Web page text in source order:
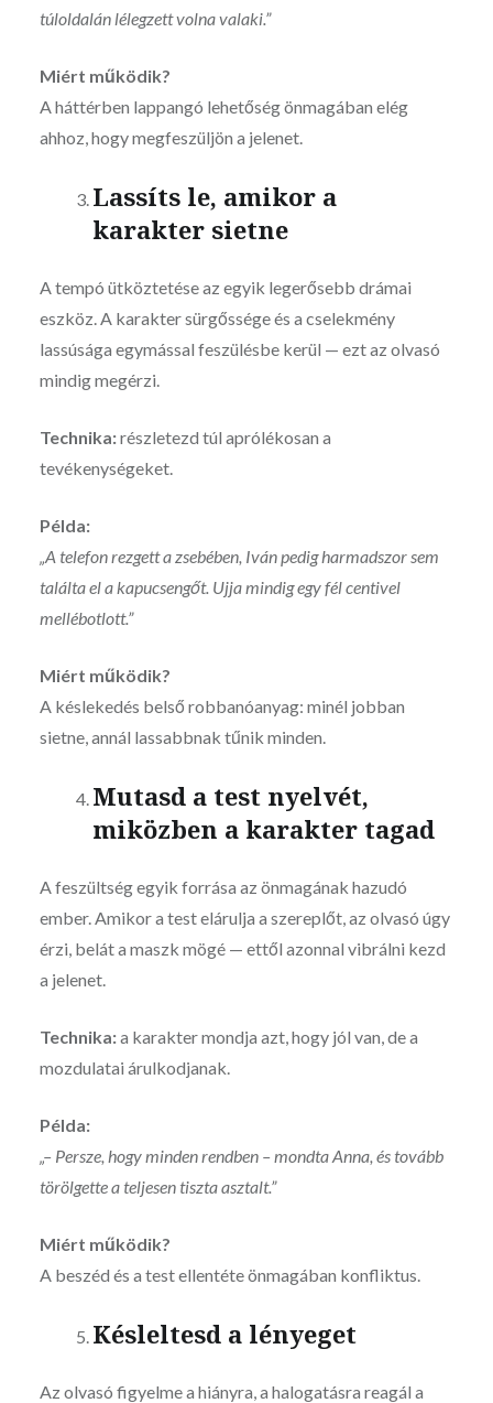
túloldalán lélegzett volna valaki.”
Miért működik?
A háttérben lappangó lehetőség önmagában elég
ahhoz, hogy megfeszüljön a jelenet.
Lassíts le, amikor a
karakter sietne
A tempó ütköztetése az egyik legerősebb drámai
eszköz. A karakter sürgőssége és a cselekmény
lassúsága egymással feszülésbe kerül — ezt az olvasó
mindig megérzi.
Technika:részletezd túl aprólékosan a
tevékenységeket.
Példa:
„A telefon rezgett a zsebében, Iván pedig harmadszor sem
találta el a kapucsengőt. Ujja mindig egy fél centivel
mellébotlott.”
Miért működik?
A késlekedés belső robbanóanyag: minél jobban
sietne, annál lassabbnak tűnik minden.
Mutasd a test nyelvét,
miközben a karakter tagad
A feszültség egyik forrása az önmagának hazudó
ember. Amikor a test elárulja a szereplőt, az olvasó úgy
érzi, belát a maszk mögé — ettől azonnal vibrálni kezd
a jelenet.
Technika:a karakter mondja azt, hogy jól van, de a
mozdulatai árulkodjanak.
Példa:
„– Persze, hogy minden rendben – mondta Anna, és tovább
törölgette a teljesen tiszta asztalt.”
Miért működik?
A beszéd és a test ellentéte önmagában konfliktus.
Késleltesd a lényeget
Az olvasó figyelme a hiányra, a halogatásra reagál a